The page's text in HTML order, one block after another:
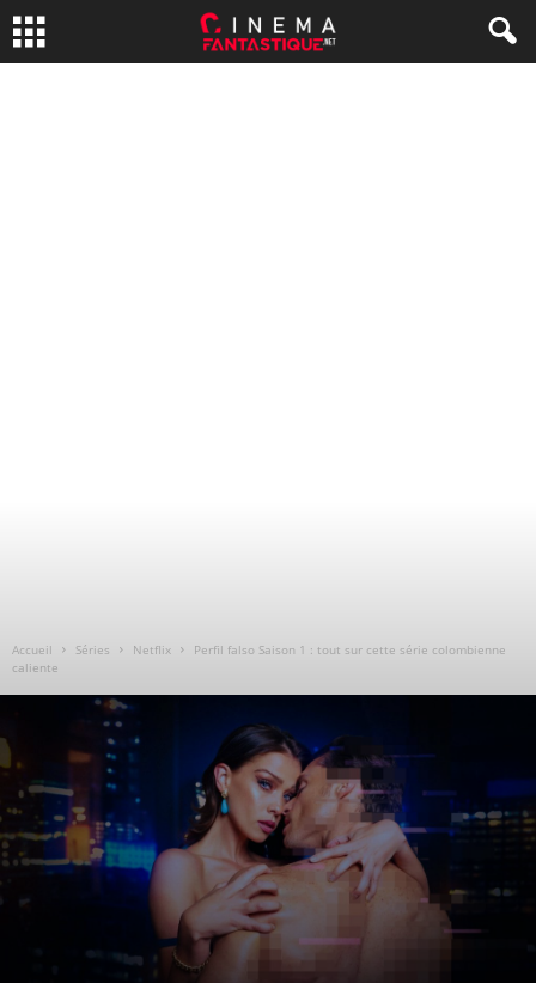
Accueil Séries Netflix
Perfil falso Saison 1 : tout sur cette série colombienne
caliente